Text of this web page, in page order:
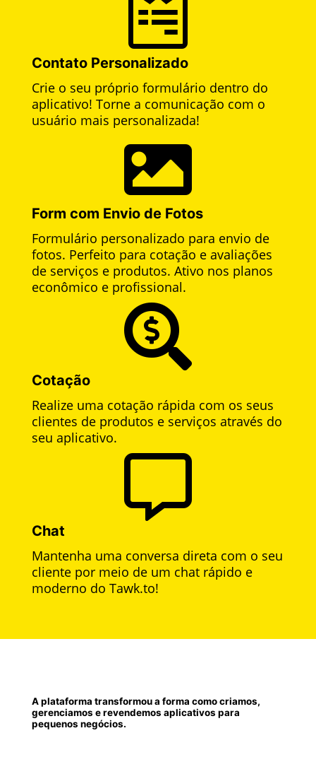

Contato Personalizado
Crie o seu próprio formulário dentro do
aplicativo! Torne a comunicação com o
usuário mais personalizada!

Form com Envio de Fotos
Formulário personalizado para envio de
fotos. Perfeito para cotação e avaliações
de serviços e produtos. Ativo nos planos
econômico e profissional.

Cotação
Realize uma cotação rápida com os seus
clientes de produtos e serviços através do
seu aplicativo.

Chat
Mantenha uma conversa direta com o seu
cliente por meio de um chat rápido e
moderno do Tawk.to!
A plataforma transformou a forma como criamos,
gerenciamos e revendemos aplicativos para
pequenos negócios.